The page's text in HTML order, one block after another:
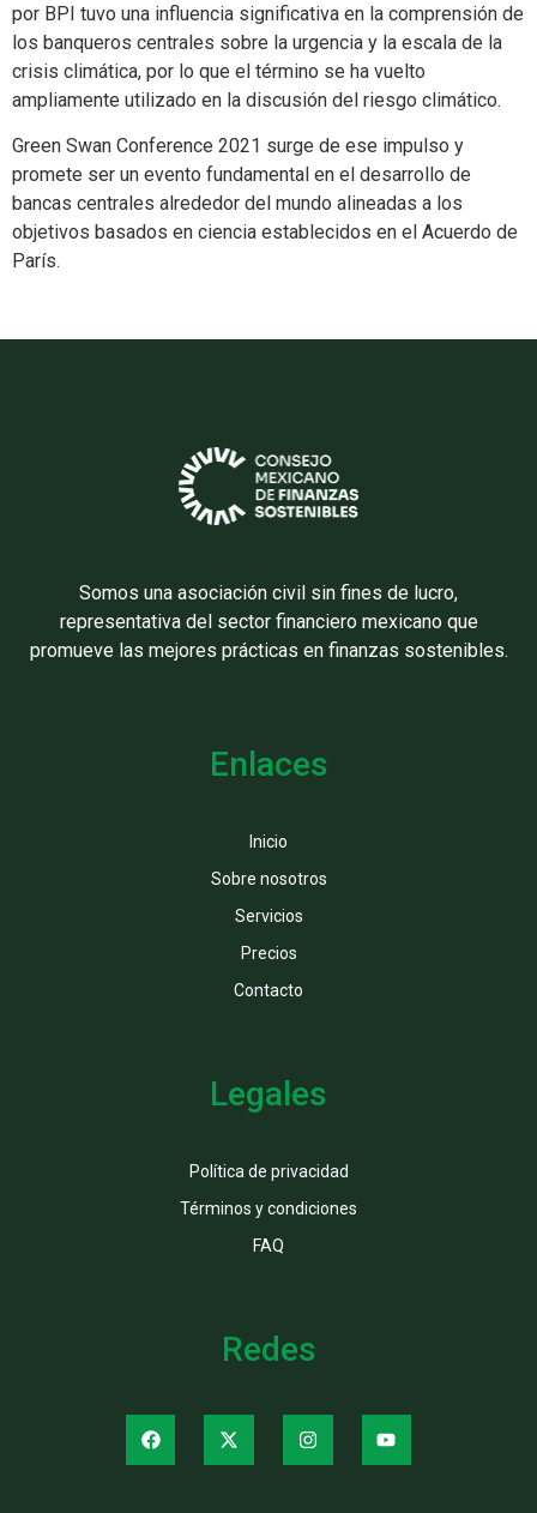
por BPI tuvo una influencia significativa en la comprensión de
los banqueros centrales sobre la urgencia y la escala de la
crisis climática, por lo que el término se ha vuelto
ampliamente utilizado en la discusión del riesgo climático.
Green Swan Conference 2021 surge de ese impulso y
promete ser un evento fundamental en el desarrollo de
bancas centrales alrededor del mundo alineadas a los
objetivos basados en ciencia establecidos en el Acuerdo de
París.
Somos una asociación civil sin fines de lucro,
representativa del sector financiero mexicano que
promueve las mejores prácticas en finanzas sostenibles.
Enlaces
Inicio
Sobre nosotros
Servicios
Precios
Contacto
Legales
Política de privacidad
Términos y condiciones
FAQ
Redes